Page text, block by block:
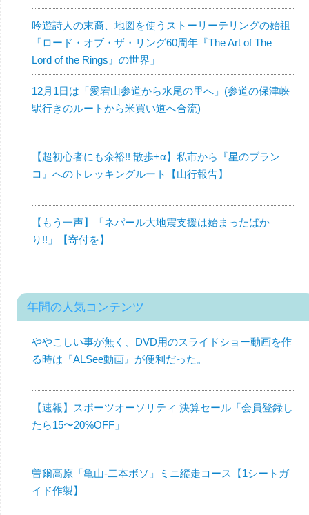
吟遊詩人の末裔、地図を使うストーリーテリングの始祖
「ロード・オブ・ザ・リング60周年『The Art of The
Lord of the Rings』の世界」
12月1日は「愛宕山参道から水尾の里へ」(参道の保津峡
駅行きのルートから米買い道へ合流)
【超初心者にも余裕!! 散歩+α】私市から『星のブラン
コ』へのトレッキングルート【山行報告】
【もう一声】「ネパール大地震支援は始まったばか
り!!」【寄付を】
年間の人気コンテンツ
ややこしい事が無く、DVD用のスライドショー動画を作
る時は『ALSee動画』が便利だった。
【速報】スポーツオーソリティ 決算セール「会員登録し
たら15〜20%OFF」
曽爾高原「亀山-二本ボソ」ミニ縦走コース【1シートガ
イド作製】